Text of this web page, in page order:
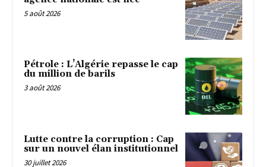
5 août 2026
Pétrole : L’Algérie repasse le cap
du million de barils
3 août 2026
Lutte contre la corruption : Cap
sur un nouvel élan institutionnel
30 juillet 2026